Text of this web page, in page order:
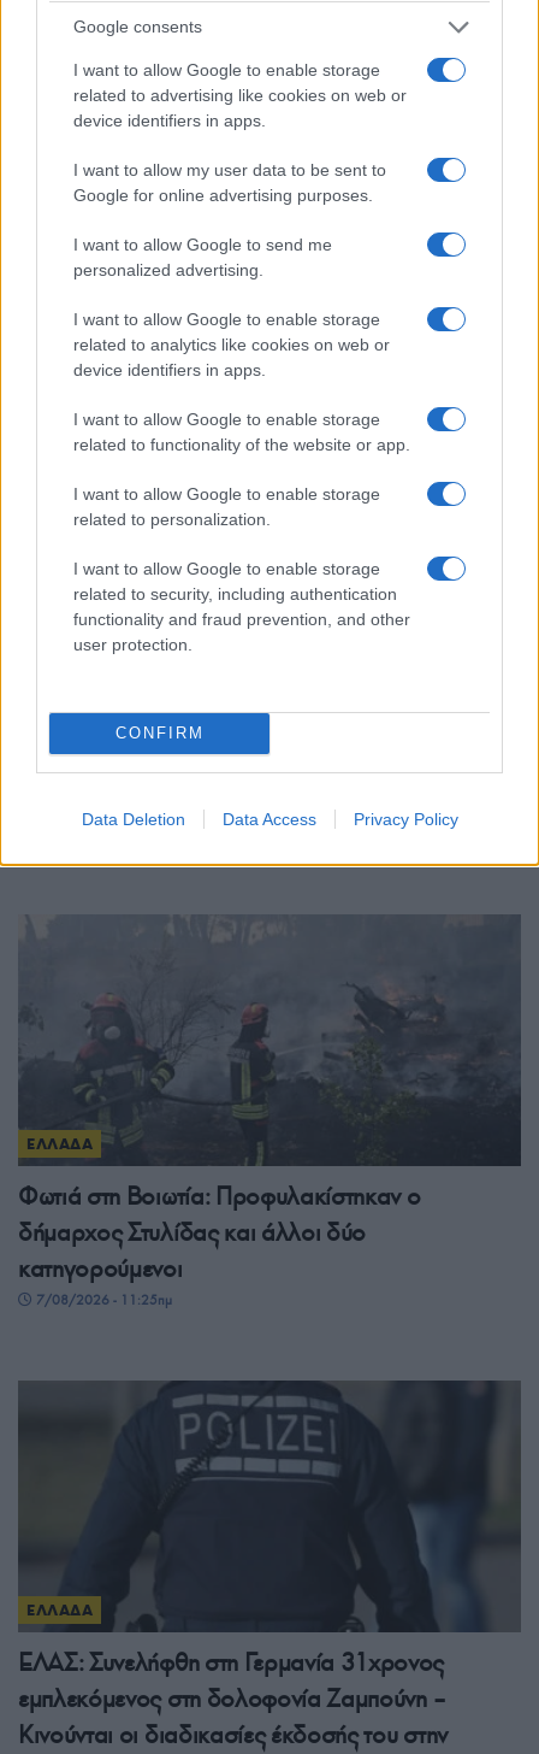
Google consents
I want to allow Google to enable storage
related to advertising like cookies on web or
device identifiers in apps.
I want to allow my user data to be sent to
Google for online advertising purposes.
I want to allow Google to send me
personalized advertising.
I want to allow Google to enable storage
related to analytics like cookies on web or
device identifiers in apps.
I want to allow Google to enable storage
related to functionality of the website or app.
I want to allow Google to enable storage
related to personalization.
I want to allow Google to enable storage
related to security, including authentication
functionality and fraud prevention, and other
user protection.
CONFIRM
Data Deletion Data Access Privacy Policy
ΕΛΛΑΔΑ
Σέρρες: Βίντεο-ντοκουμέντο από το τροχαίο που
κόστισε τη ζωή μητέρας και γιου – Η στιγμή της
σφοδρής σύγκρουσης
ΕΛΛΑΔΑ
Υπόθεση Marfin: Προθεσμία έλαβε για την
απολογία της η 46χρονη κατηγορούμενη
ΕΛΛΑΔΑ
Φωτιά στη Βοιωτία: Προφυλακίστηκαν ο
δήμαρχος Στυλίδας και άλλοι δύο
κατηγορούμενοι
7/08/2026 - 11:25πμ
ΕΛΛΑΔΑ
ΕΛΑΣ: Συνελήφθη στη Γερμανία 31χρονος
εμπλεκόμενος στη δολοφονία Ζαμπούνη –
Κινούνται οι διαδικασίες έκδοσής του στην